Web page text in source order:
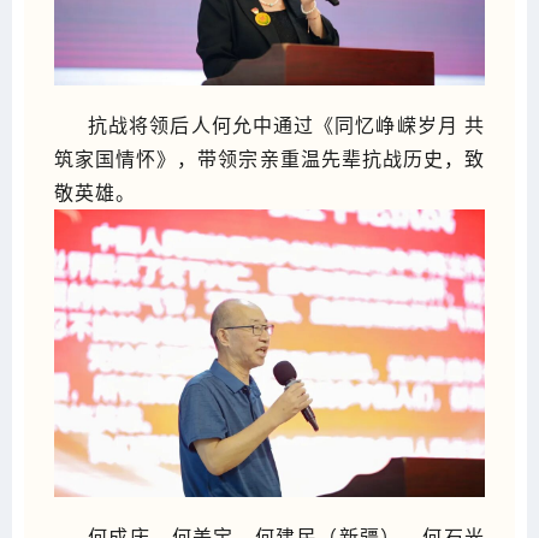
抗战将领后人何允中通过《同忆峥嵘岁月 共
筑家国情怀》，带领宗亲重温先辈抗战历史，致
敬英雄。